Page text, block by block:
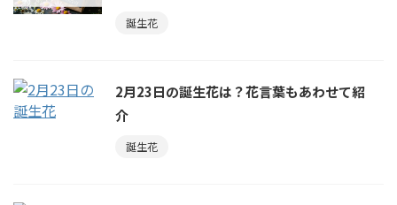
誕生花
2月23日の誕生花は？花言葉もあわせて紹
介
誕生花